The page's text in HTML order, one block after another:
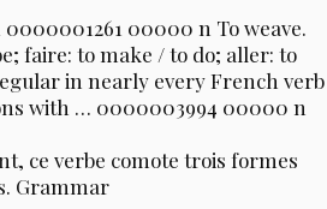
00000 n To weave.
faire: to make / to do; aller: to
in nearly every French verb
with … 0000003994 00000 n
ce verbe comote trois formes
Grammar